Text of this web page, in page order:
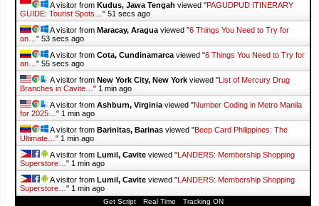
A visitor from Kudus, Jawa Tengah viewed "PAGUDPUD ITINERARY
GUIDE: Tourist Spots… " 52 secs ago
A visitor from Maracay, Aragua viewed "6 Things You Need to Try for
an… " 54 secs ago
A visitor from Cota, Cundinamarca viewed "6 Things You Need to Try for
an… " 56 secs ago
A visitor from New York City, New York viewed " List of Mercury Drug
Branches in Cavite… " 1 min ago
A visitor from Ashburn, Virginia viewed "Number Coding in Metro Manila
for 2025… " 1 min ago
A visitor from Barinitas, Barinas viewed "Beep Card Philippines: The
Ultimate… " 1 min ago
A visitor from Lumil, Cavite viewed " LANDERS: Membership Shopping
Superstore… " 1 min ago
A visitor from Lumil, Cavite viewed " LANDERS: Membership Shopping
Superstore… " 1 min ago
Get Script Real Time Tracking ON